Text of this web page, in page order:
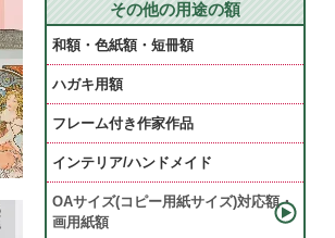
その他の用途の額
和額・色紙額・短冊額
ハガキ用額
フレーム付き作家作品
インテリア/ハンドメイド
OAサイズ(コピー用紙サイズ)対応額・
画用紙額